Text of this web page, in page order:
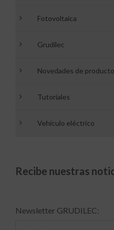
Fotovoltaica
Grudilec
Novedades de producto
Tutoriales
Vehículo eléctrico
Recibe nuestras
Newsletter GRUDILEC: